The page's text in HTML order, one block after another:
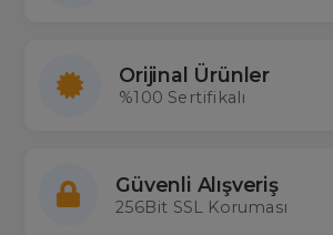
Orijinal Ürünler
%100 Sertifikalı
Güvenli Alışveriş
256Bit SSL Koruması